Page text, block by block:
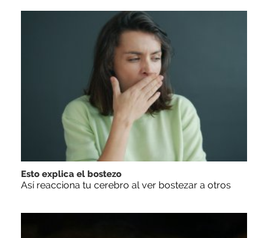
Esto explica el bostezo
Así reacciona tu cerebro al ver bostezar a otros